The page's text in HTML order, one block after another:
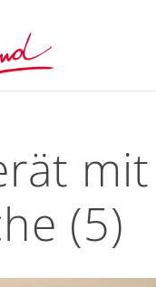
(5)